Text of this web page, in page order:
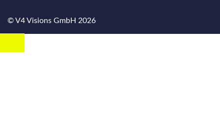
© V4 Visions GmbH 2026